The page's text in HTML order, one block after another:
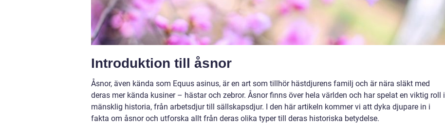
Introduktion till åsnor
Åsnor, även kända som Equus asinus, är en art som tillhör hästdjurens familj och är nära släkt med
deras mer kända kusiner – hästar och zebror. Åsnor finns över hela världen och har spelat en viktig roll i
mänsklig historia, från arbetsdjur till sällskapsdjur. I den här artikeln kommer vi att dyka djupare in i
fakta om åsnor och utforska allt från deras olika typer till deras historiska betydelse.